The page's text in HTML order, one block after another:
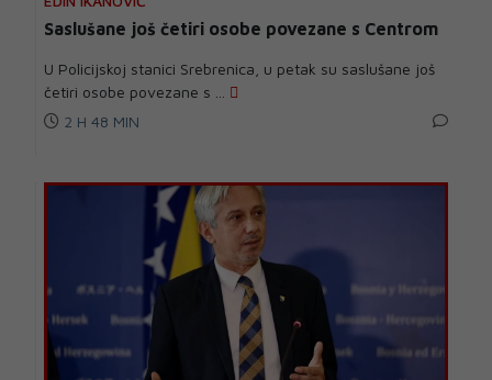
Saslušane još četiri osobe povezane s Centrom
U Policijskoj stanici Srebrenica, u petak su saslušane još
četiri osobe povezane s ...
2 H 48 MIN